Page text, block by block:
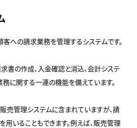
への請求業務を管理するシステムです。
書の作成、入金確認と消込、会計システ
務に関する一連の機能を備えています。
売管理システムに含まれていますが、請
いることもできます。例えば、販売管理